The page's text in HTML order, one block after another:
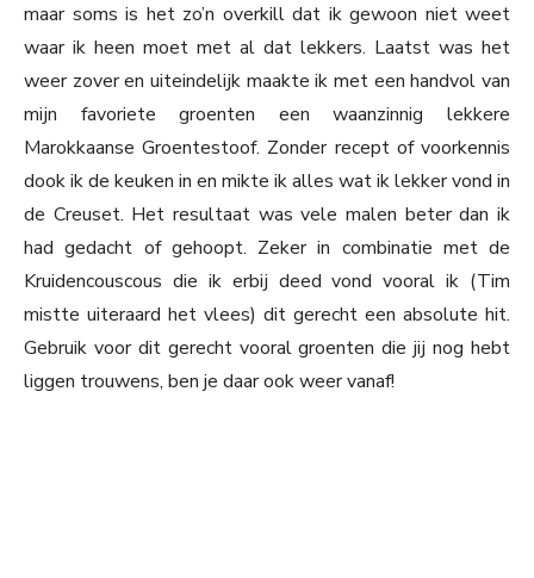
maar soms is het zo’n overkill dat ik gewoon niet weet
waar ik heen moet met al dat lekkers. Laatst was het
weer zover en uiteindelijk maakte ik met een handvol van
mijn favoriete groenten een waanzinnig lekkere
Marokkaanse Groentestoof. Zonder recept of voorkennis
dook ik de keuken in en mikte ik alles wat ik lekker vond in
de Creuset. Het resultaat was vele malen beter dan ik
had gedacht of gehoopt. Zeker in combinatie met de
Kruidencouscous die ik erbij deed vond vooral ik (Tim
mistte uiteraard het vlees) dit gerecht een absolute hit.
Gebruik voor dit gerecht vooral groenten die jij nog hebt
liggen trouwens, ben je daar ook weer vanaf!